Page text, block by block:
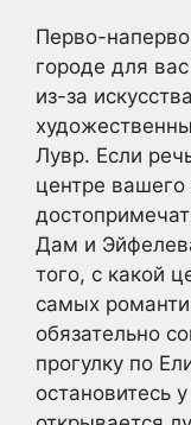
Перво-
городе для
из-за
Лувр. Если
центре
Дам и
того, с какой
самых
обязательно
прогулку по
остановитесь